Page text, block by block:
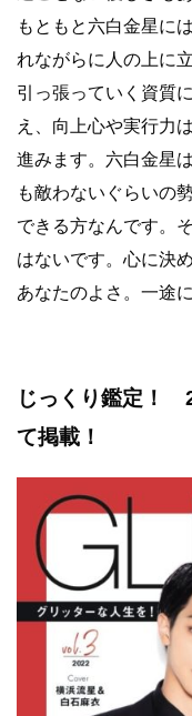
もともと六白金星に
れながらに人の上に
引っ張っていく資質
え、向上心や実行力
進みます。六白金星
も敵わないぐらいの
できる方なんです。
はないです。心に決
あなたのよさ。一途
じっくり鑑定！
て掲載！